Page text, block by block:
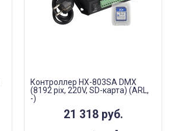
Контроллер HX-803SA DMX
(8192 pix, 220V, SD-карта) (ARL,
-)
21 318 руб.